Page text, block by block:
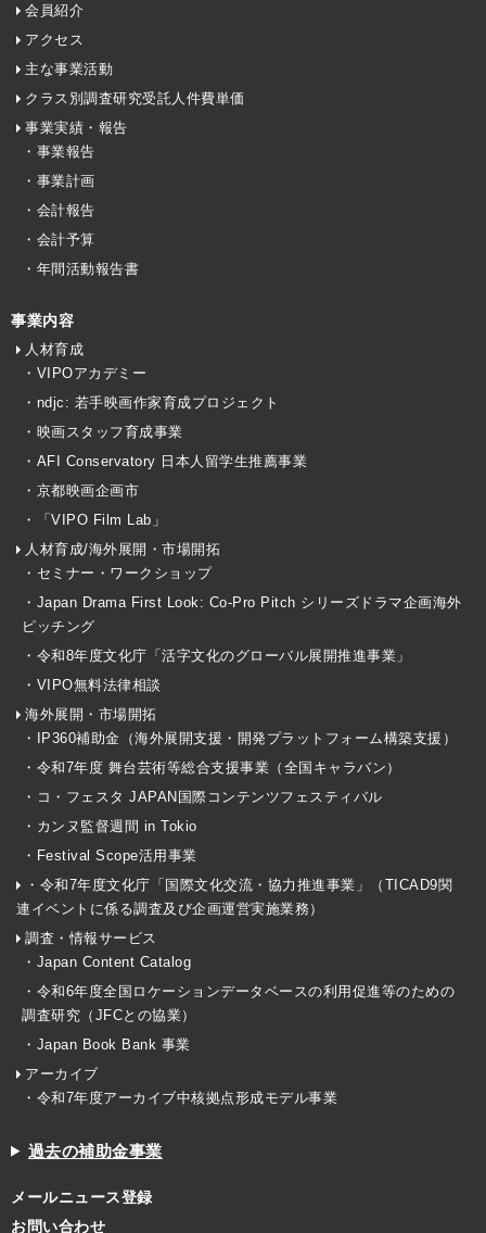
会員紹介
アクセス
主な事業活動
クラス別調査研究受託人件費単価
事業実績・報告
・事業報告
・事業計画
・会計報告
・会計予算
・年間活動報告書
事業内容
人材育成
・VIPOアカデミー
・ndjc: 若手映画作家育成プロジェクト
・映画スタッフ育成事業
・AFI Conservatory 日本人留学生推薦事業
・京都映画企画市
・「VIPO Film Lab」
人材育成/海外展開・市場開拓
・セミナー・ワークショップ
・Japan Drama First Look: Co-Pro Pitch シリーズドラマ企画海外
ピッチング
・令和8年度文化庁「活字文化のグローバル展開推進事業」
・VIPO無料法律相談
海外展開・市場開拓
・IP360補助金（海外展開支援・開発プラットフォーム構築支援）
・令和7年度 舞台芸術等総合支援事業（全国キャラバン）
・コ・フェスタ JAPAN国際コンテンツフェスティバル
・カンヌ監督週間 in Tokio
・Festival Scope活用事業
・令和7年度文化庁「国際文化交流・協力推進事業」（TICAD9関
連イベントに係る調査及び企画運営実施業務）
調査・情報サービス
・Japan Content Catalog
・令和6年度全国ロケーションデータベースの利用促進等のための
調査研究（JFCとの協業）
・Japan Book Bank 事業
アーカイブ
・令和7年度アーカイブ中核拠点形成モデル事業
過去の補助金事業
メールニュース登録
お問い合わせ